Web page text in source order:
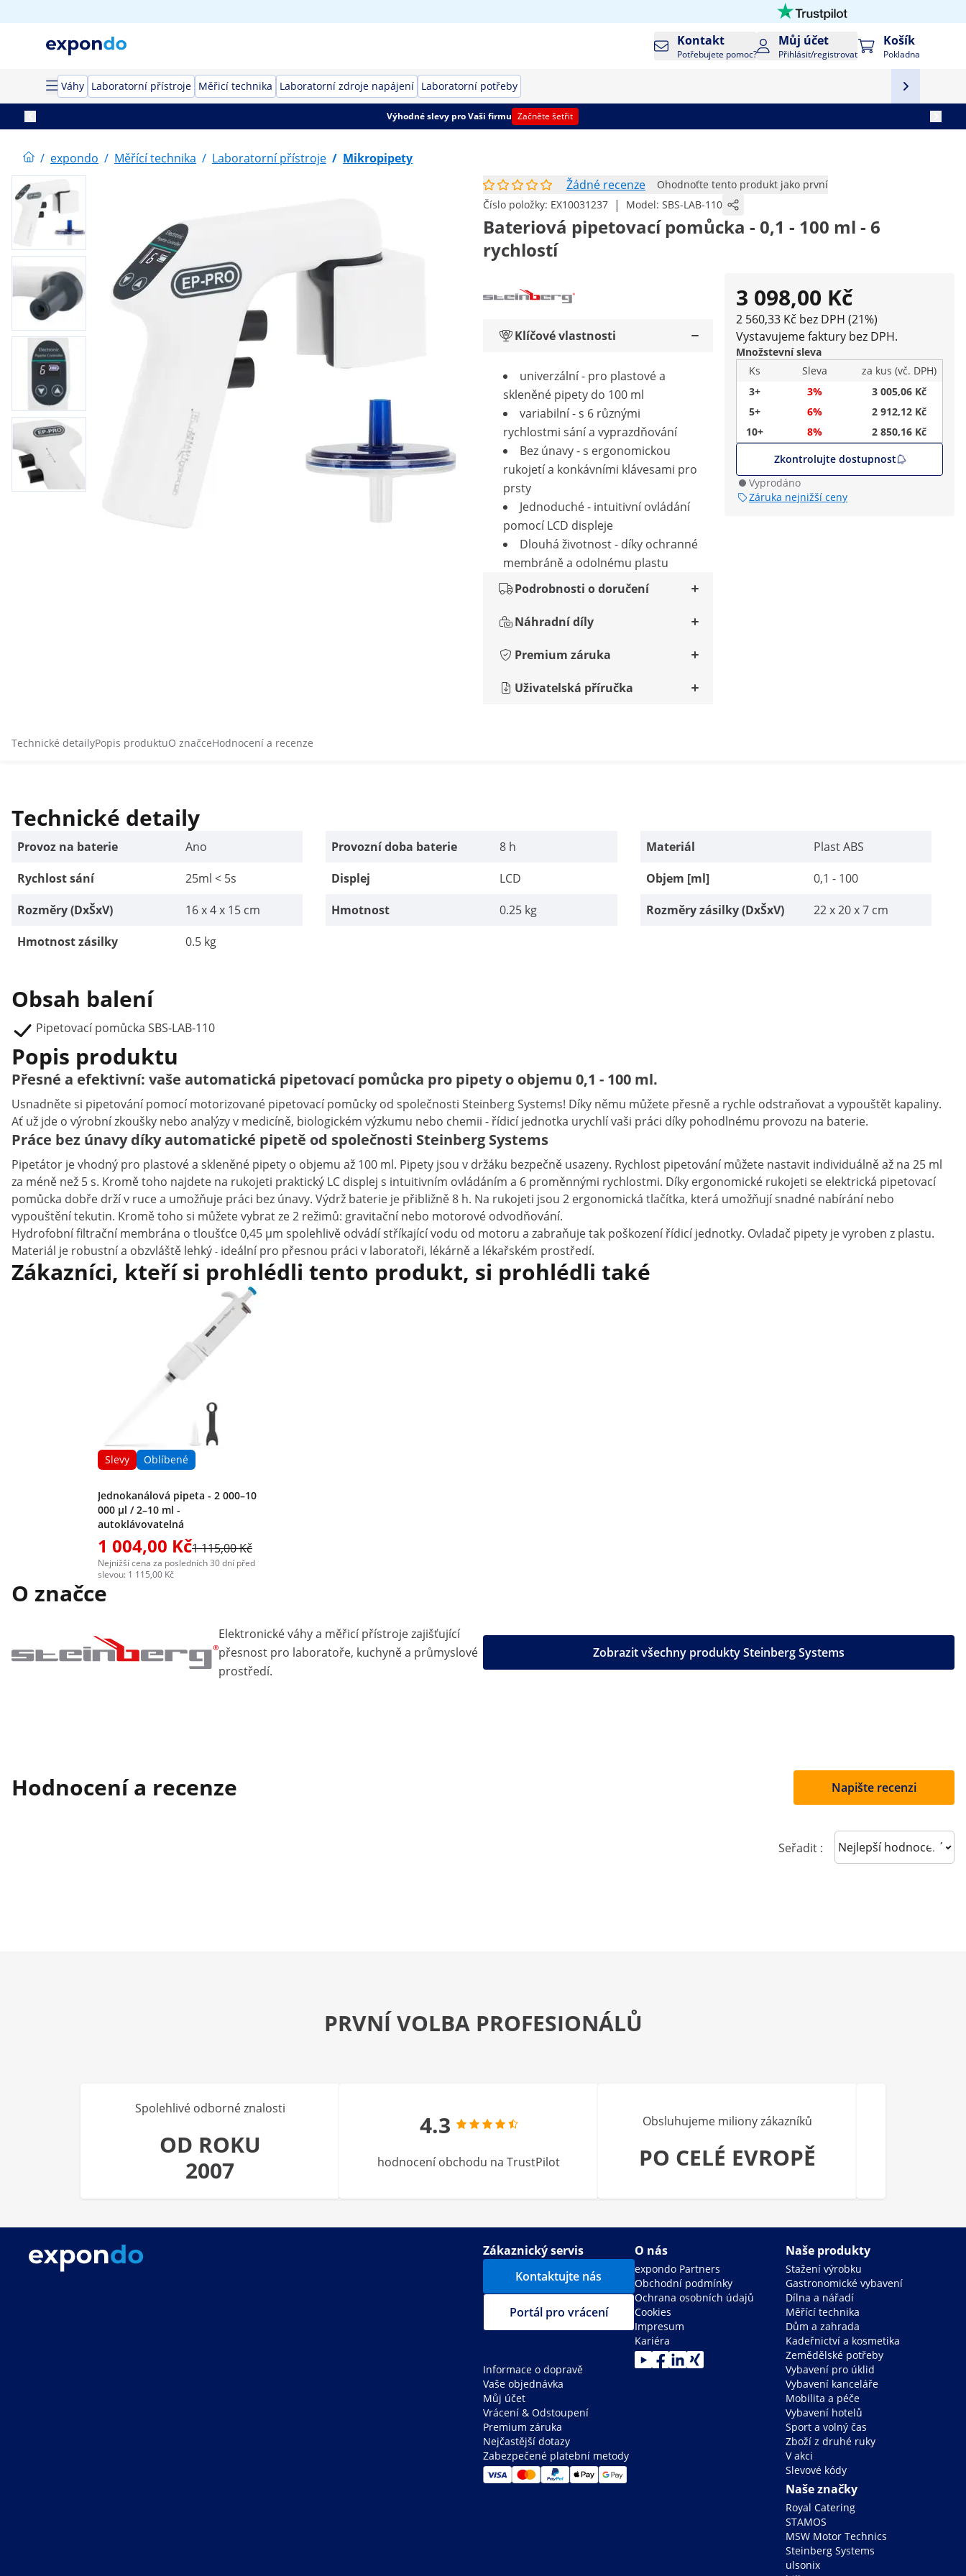
Kontakt
Potřebujete pomoc?
Můj účet
Přihlásit/registrovat
Košík
Pokladna
Váhy Laboratorní přístroje Měřicí technika Laboratorní zdroje napájení Laboratorní potřeby
Výhodné slevy pro Vaši firmu Začněte šetřit
/ expondo / Měřící technika / Laboratorní přístroje / Mikropipety
Žádné recenze
Ohodnoťte tento produkt jako první
Číslo položky: EX10031237 | Model: SBS-LAB-110
Bateriová pipetovací pomůcka - 0,1 - 100 ml - 6
rychlostí
3 098,00 Kč
2 560,33 Kč bez DPH (21%)
Vystavujeme faktury bez DPH.
Množstevní sleva
Ks
Sleva
za kus (vč. DPH)
3+
3%
3 005,06 Kč
5+
6%
2 912,12 Kč
10+
8%
2 850,16 Kč
Zkontrolujte dostupnost
Vyprodáno
Záruka nejnižší ceny
Klíčové vlastnosti
univerzální - pro plastové a
skleněné pipety do 100 ml
variabilní - s 6 různými
rychlostmi sání a vyprazdňování
Bez únavy - s ergonomickou
rukojetí a konkávními klávesami pro
prsty
Jednoduché - intuitivní ovládání
pomocí LCD displeje
Dlouhá životnost - díky ochranné
membráně a odolnému plastu
Podrobnosti o doručení
Náhradní díly
Premium záruka
Uživatelská příručka
Technické detailyPopis produktuO značceHodnocení a recenze
Technické detaily
Provoz na baterie Ano Provozní doba baterie 8 h Materiál
Plast ABS
Rychlost sání
25ml < 5s Displej LCD Objem [ml]
0,1 - 100
Rozměry (DxŠxV)
16 x 4 x 15 cm Hmotnost 0.25 kg Rozměry zásilky (DxŠxV)
22 x 20 x 7 cm
Hmotnost zásilky
0.5 kg
Obsah balení
Pipetovací pomůcka SBS-LAB-110
Popis produktu
Přesné a efektivní: vaše automatická pipetovací pomůcka pro pipety o objemu 0,1 - 100 ml.
Usnadněte si pipetování pomocí motorizované pipetovací pomůcky od společnosti Steinberg Systems! Díky němu můžete přesně a rychle odstraňovat a vypouštět kapaliny.
Ať už jde o výrobní zkoušky nebo analýzy v medicíně, biologickém výzkumu nebo chemii - řídicí jednotka urychlí vaši práci díky pohodlnému provozu na baterie.
Práce bez únavy díky automatické pipetě od společnosti Steinberg Systems
Pipetátor je vhodný pro plastové a skleněné pipety o objemu až 100 ml. Pipety jsou v držáku bezpečně usazeny. Rychlost pipetování můžete nastavit individuálně až na 25 ml
za méně než 5 s. Kromě toho najdete na rukojeti praktický LC displej s intuitivním ovládáním a 6 proměnnými rychlostmi. Díky ergonomické rukojeti se elektrická pipetovací
pomůcka dobře drží v ruce a umožňuje práci bez únavy. Výdrž baterie je přibližně 8 h. Na rukojeti jsou 2 ergonomická tlačítka, která umožňují snadné nabírání nebo
vypouštění tekutin. Kromě toho si můžete vybrat ze 2 režimů: gravitační nebo motorové odvodňování.
Hydrofobní filtrační membrána o tloušťce 0,45 μm spolehlivě odvádí stříkající vodu od motoru a zabraňuje tak poškození řídicí jednotky. Ovladač pipety je vyroben z plastu.
Materiál je robustní a obzvláště lehký - ideální pro přesnou práci v laboratoři, lékárně a lékařském prostředí.
Zákazníci, kteří si prohlédli tento produkt, si prohlédli také
Slevy Oblíbené
Jednokanálová pipeta - 2 000–10
000 μl / 2–10 ml -
autoklávovatelná
1 004,00 Kč1 115,00 Kč
Nejnižší cena za posledních 30 dní před
slevou: 1 115,00 Kč
O značce
Elektronické váhy a měřicí přístroje zajišťující
přesnost pro laboratoře, kuchyně a průmyslové
prostředí.
Zobrazit všechny produkty Steinberg Systems
Hodnocení a recenze Napište recenzi
Seřadit : Sort reviews
PRVNÍ VOLBA PROFESIONÁLŮ
Spolehlivé odborné znalosti
OD ROKU
2007
4.3
hodnocení obchodu na TrustPilot
Obsluhujeme miliony zákazníků
PO CELÉ EVROPĚ
Zákaznický servis
Kontaktujte nás
Portál pro vrácení
Informace o dopravě
Vaše objednávka
Můj účet
Vrácení & Odstoupení
Premium záruka
Nejčastější dotazy
Zabezpečené platební metody
O nás
expondo Partners
Obchodní podmínky
Ochrana osobních údajů
Cookies
Impresum
Kariéra
Naše produkty
Stažení výrobku
Gastronomické vybavení
Dílna a nářadí
Měřící technika
Dům a zahrada
Kadeřnictví a kosmetika
Zemědělské potřeby
Vybavení pro úklid
Vybavení kanceláře
Mobilita a péče
Vybavení hotelů
Sport a volný čas
Zboží z druhé ruky
V akci
Slevové kódy
Naše značky
Royal Catering
STAMOS
MSW Motor Technics
Steinberg Systems
ulsonix